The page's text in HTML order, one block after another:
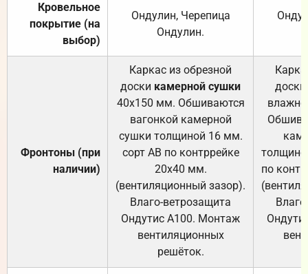
Кровельное
покрытие (на
выбор)
Ондулин, Черепица
Ондулин.
Фронтоны (при
наличии)
Каркас из обрезной
доски камерной сушки
40х150 мм. Обшиваются
вагонкой камерной
сушки толщиной 16 мм.
сорт АВ по контррейке
20х40 мм.
(вентиляционный зазор).
Влаго-ветрозащита
Ондутис А100. Монтаж
вентиляционных
решёток.
доски
по